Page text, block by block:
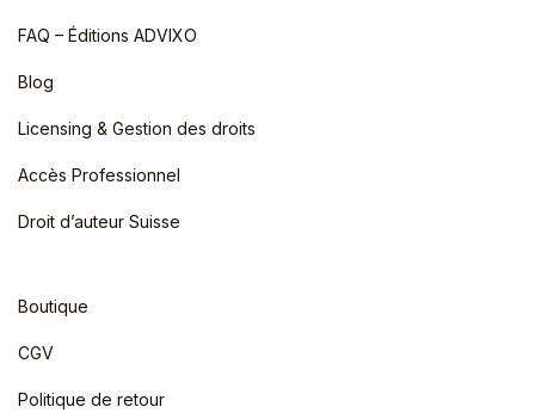
FAQ – Éditions ADVIXO
Blog
Licensing & Gestion des droits
Accès Professionnel
Droit d’auteur Suisse
Boutique
CGV
Politique de retour